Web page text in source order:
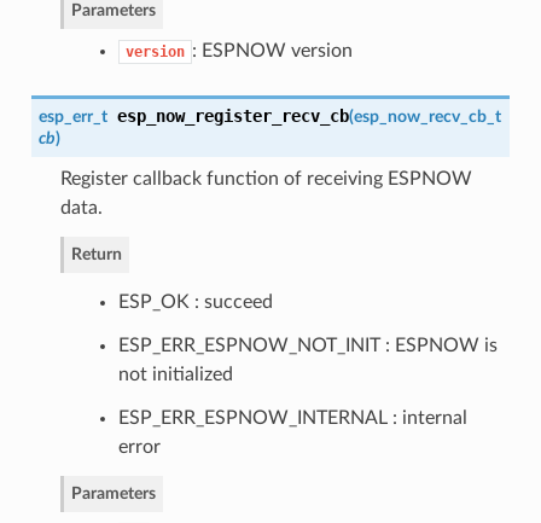
Parameters
version : ESPNOW version
esp_err_t esp_now_register_recv_cb(esp_now_recv_cb_t
cb)
Register callback function of receiving ESPNOW
data.
Return
ESP_OK : succeed
ESP_ERR_ESPNOW_NOT_INIT : ESPNOW is
not initialized
ESP_ERR_ESPNOW_INTERNAL : internal
error
Parameters